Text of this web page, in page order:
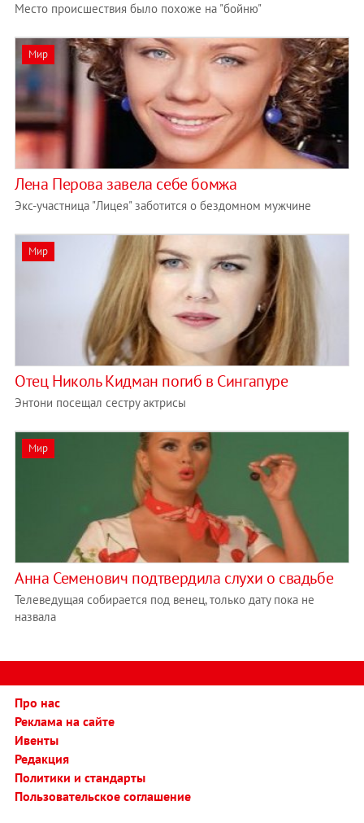
Место происшествия было похоже на "бойню"
Мир
Лена Перова завела себе бомжа
Экс-участница "Лицея" заботится о бездомном мужчине
Мир
Отец Николь Кидман погиб в Сингапуре
Энтони посещал сестру актрисы
Мир
Анна Семенович подтвердила слухи о свадьбе
Телеведущая собирается под венец, только дату пока не
назвала
Про нас
Реклама на сайте
Ивенты
Редакция
Политики и стандарты
Пользовательское соглашение